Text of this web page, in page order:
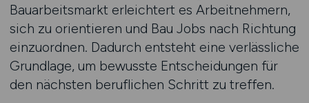
Bauarbeitsmarkt erleichtert es Arbeitnehmern,
sich zu orientieren und Bau Jobs nach Richtung
einzuordnen. Dadurch entsteht eine verlässliche
Grundlage, um bewusste Entscheidungen für
den nächsten beruflichen Schritt zu treffen.